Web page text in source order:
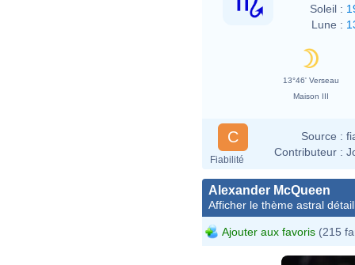
Soleil :
Lune :
13°46' Verseau
Maison III
C
Fiabilité
Source :
Contributeur :
Alexander McQueen
Afficher le thème astral
Ajouter aux favoris (215